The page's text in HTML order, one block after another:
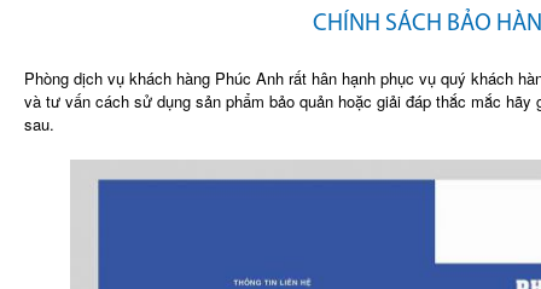
CHÍNH SÁCH BẢO
Phòng dịch vụ khách hàng Phúc Anh rất hân hạnh phục vụ quý khách
và tư vấn cách sử dụng sản phẩm bảo quản hoặc giải đáp thắc mắc hãy
sau.